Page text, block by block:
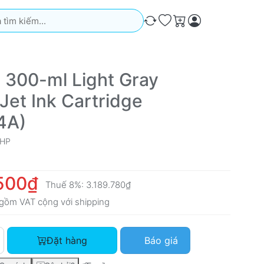
Kết quả sẽ tự động xuất hiện khi bạn nhập. Nhấn phím
So sánh
Ưa thích
Giỏ hàng
300-ml Light Gray
Ink Cartridge
Thuế 8%: 3.189.780₫
VAT cộng với shipping
HP 772 300-ml Light Gray DesignJet Ink Cartridge
Đặt hàng Báo giá